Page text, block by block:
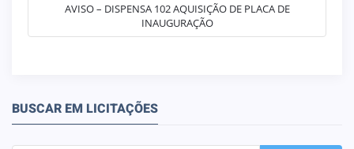
AVISO – DISPENSA 102 AQUISIÇÃO DE PLACA DE
INAUGURAÇÃO
BUSCAR EM LICITAÇÕES